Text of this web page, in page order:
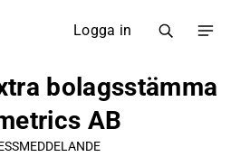
Logga in
bolagsstämma
AB